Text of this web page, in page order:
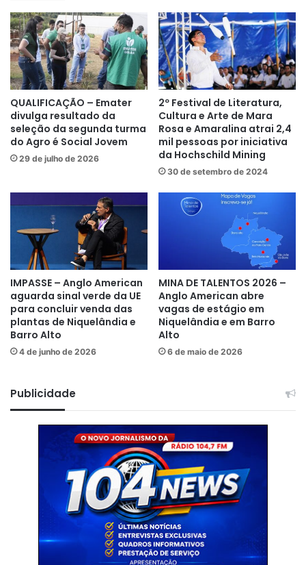
sucesso do ‘Prefeitura em Ação’ nos
povoados Faz Tudo e Quebra Linha
QUALIFICAÇÃO – Emater
divulga resultado da
seleção da segunda turma
do Agro é Social Jovem
29 de julho de 2026
2º Festival de Literatura,
Cultura e Arte de Mara
Rosa e Amaralina atrai 2,4
mil pessoas por iniciativa
da Hochschild Mining
30 de setembro de 2024
IMPASSE – Anglo American
aguarda sinal verde da UE
para concluir venda das
plantas de Niquelândia e
Barro Alto
4 de junho de 2026
MINA DE TALENTOS 2026 –
Anglo American abre
vagas de estágio em
Niquelândia e em Barro
Alto
6 de maio de 2026
Publicidade